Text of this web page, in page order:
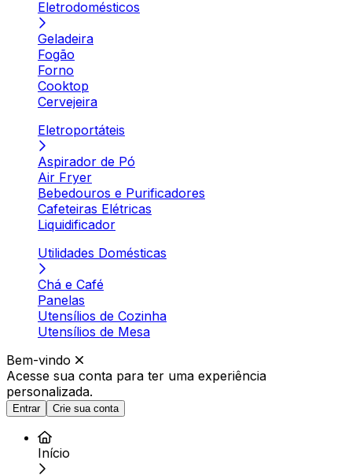
Eletrodomésticos
Geladeira
Fogão
Forno
Cooktop
Cervejeira
Eletroportáteis
Aspirador de Pó
Air Fryer
Bebedouros e Purificadores
Cafeteiras Elétricas
Liquidificador
Utilidades Domésticas
Chá e Café
Panelas
Utensílios de Cozinha
Utensílios de Mesa
Bem-vindo
Acesse sua conta para ter uma experiência
personalizada.
Entrar Crie sua conta
Início